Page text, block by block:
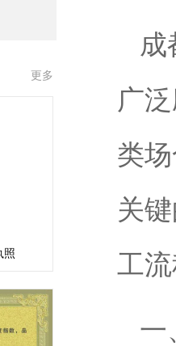
更多
照
广
类
关
工
一